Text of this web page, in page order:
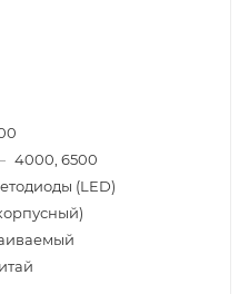
4000, 6500
(LED)